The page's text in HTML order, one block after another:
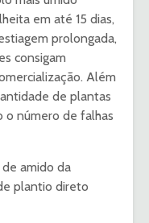
em até 15 dias,
prolongada,
consigam
Além
de plantas
o número de falhas
amido da
plantio direto